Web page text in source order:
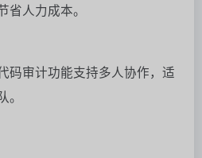
省人力成本。
码审计功能支持多人协作，适